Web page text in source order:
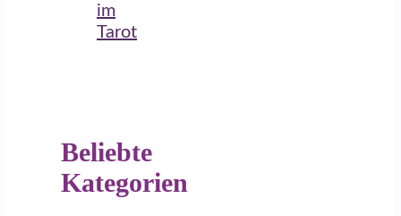
im
Tarot
Beliebte
Kategorien